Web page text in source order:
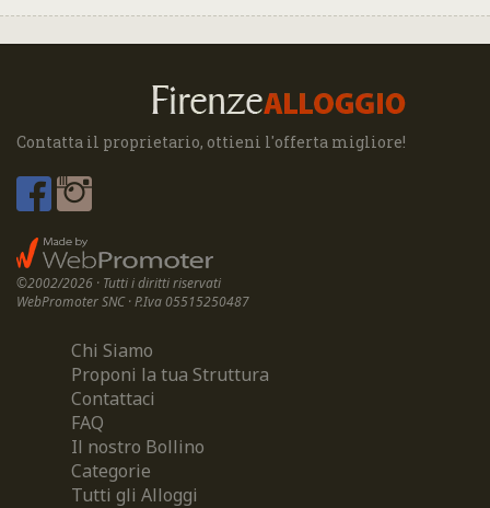
Contatta il proprietario, ottieni l'offerta migliore!
©2002/2026 · Tutti i diritti riservati
WebPromoter SNC · P.Iva 05515250487
Chi Siamo
Proponi la tua Struttura
Contattaci
FAQ
Il nostro Bollino
Categorie
Tutti gli Alloggi